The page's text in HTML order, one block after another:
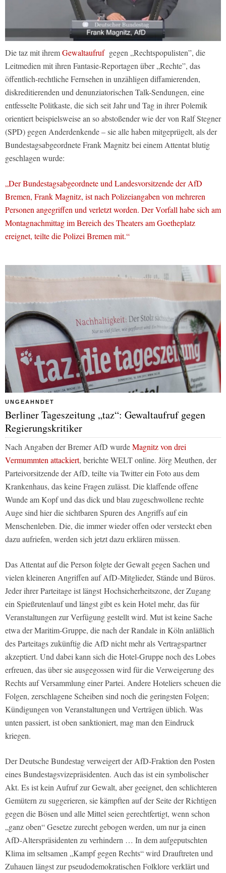
Die taz mit ihremGewaltaufrufgegen „Rechtspopulisten”, die
Leitmedien mit ihren Fantasie-Reportagen über „Rechte”, das
öffentlich-rechtliche Fernsehen in unzähligen diffamierenden,
diskreditierenden und denunziatorischen Talk-Sendungen, eine
entfesselte Politkaste, die sich seit Jahr und Tag in ihrer Polemik
orientiert beispielsweise an so abstoßender wie der von Ralf Stegner
(SPD) gegen Anderdenkende – sie alle haben mitgeprügelt, als der
Bundestagsabgeordnete Frank Magnitz bei einem Attentat blutig
geschlagen wurde:
„Der Bundestagsabgeordnete und Landesvorsitzende der AfD
Bremen, Frank Magnitz, ist nach Polizeiangaben von mehreren
Personen angegriffen und verletzt worden. Der Vorfall habe sich am
Montagnachmittag im Bereich des Theaters am Goetheplatz
ereignet, teilte die Polizei Bremen mit.“
UNGEAHNDET
Berliner Tageszeitung „taz“: Gewaltaufruf gegen
Regierungskritiker
Nach Angaben der Bremer AfD wurdeMagnitz von drei
Vermummten attackiert, berichte WELT online. Jörg Meuthen, der
Parteivorsitzende der AfD, teilte via Twitter ein Foto aus dem
Krankenhaus, das keine Fragen zulässt. Die klaffende offene
Wunde am Kopf und das dick und blau zugeschwollene rechte
Auge sind hier die sichtbaren Spuren des Angriffs auf ein
Menschenleben. Die, die immer wieder offen oder versteckt eben
dazu aufriefen, werden sich jetzt dazu erklären müssen.
Das Attentat auf die Person folgte der Gewalt gegen Sachen und
vielen kleineren Angriffen auf AfD-Mitglieder, Stände und Büros.
Jeder ihrer Parteitage ist längst Hochsicherheitszone, der Zugang
ein Spießrutenlauf und längst gibt es kein Hotel mehr, das für
Veranstaltungen zur Verfügung gestellt wird. Mut ist keine Sache
etwa der Maritim-Gruppe, die nach der Randale in Köln anläßlich
des Parteitags zukünftig die AfD nicht mehr als Vertragspartner
akzeptiert. Und dabei kann sich die Hotel-Gruppe noch des Lobes
erfreuen, das über sie ausgegossen wird für die Verweigerung des
Rechts auf Versammlung einer Partei. Andere Hoteliers scheuen die
Folgen, zerschlagene Scheiben sind noch die geringsten Folgen;
Kündigungen von Veranstaltungen und Verträgen üblich. Was
unten passiert, ist oben sanktioniert, mag man den Eindruck
kriegen.
Der Deutsche Bundestag verweigert der AfD-Fraktion den Posten
eines Bundestagsvizepräsidenten. Auch das ist ein symbolischer
Akt. Es ist kein Aufruf zur Gewalt, aber geeignet, den schlichteren
Gemütern zu suggerieren, sie kämpften auf der Seite der Richtigen
gegen die Bösen und alle Mittel seien gerechtfertigt, wenn schon
„ganz oben“ Gesetze zurecht gebogen werden, um nur ja einen
AfD-Alterspräsidenten zu verhindern … In dem aufgeputschten
Klima im seltsamen „Kampf gegen Rechts“ wird Drauftreten und
Zuhauen längst zur pseudodemokratischen Folklore verklärt und